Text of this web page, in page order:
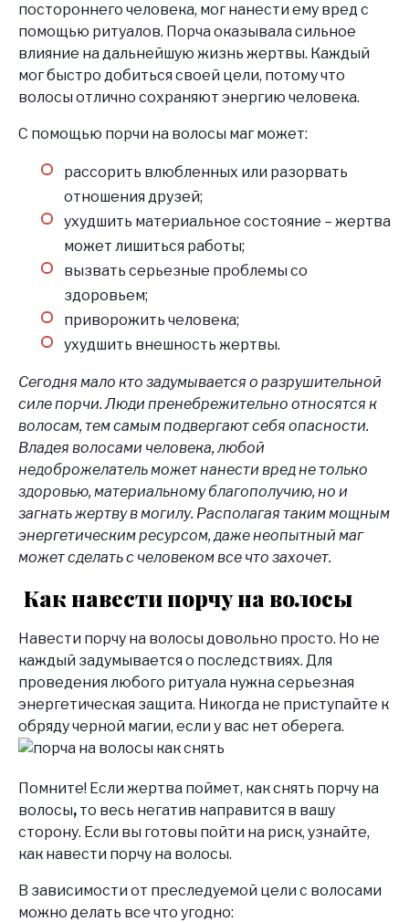
постороннего человека, мог нанести ему вред с
помощью ритуалов. Порча оказывала сильное
влияние на дальнейшую жизнь жертвы. Каждый
мог быстро добиться своей цели, потому что
волосы отлично сохраняют энергию человека.
С помощью порчи на волосы маг может:
рассорить влюбленных или разорвать
отношения друзей;
ухудшить материальное состояние – жертва
может лишиться работы;
вызвать серьезные проблемы со
здоровьем;
приворожить человека;
ухудшить внешность жертвы.
Сегодня мало кто задумывается о разрушительной
силе порчи. Люди пренебрежительно относятся к
волосам, тем самым подвергают себя опасности.
Владея волосами человека, любой
недоброжелатель может нанести вред не только
здоровью, материальному благополучию, но и
загнать жертву в могилу. Располагая таким мощным
энергетическим ресурсом, даже неопытный маг
может сделать с человеком все что захочет.
Как навести порчу на волосы
Навести порчу на волосы довольно просто. Но не
каждый задумывается о последствиях. Для
проведения любого ритуала нужна серьезная
энергетическая защита. Никогда не приступайте к
обряду черной магии, если у вас нет оберега.
Помните! Если жертва поймет, как снять порчу на
волосы, то весь негатив направится в вашу
сторону. Если вы готовы пойти на риск, узнайте,
как навести порчу на волосы.
В зависимости от преследуемой цели с волосами
можно делать все что угодно: